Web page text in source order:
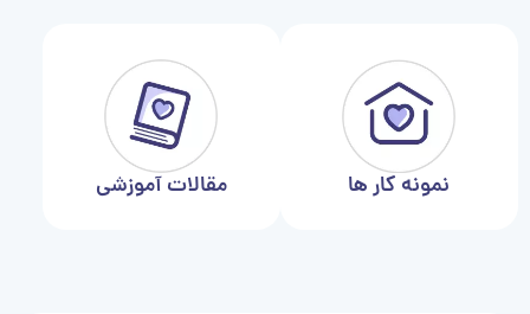
نمونه کار ها مقالات آموزشی